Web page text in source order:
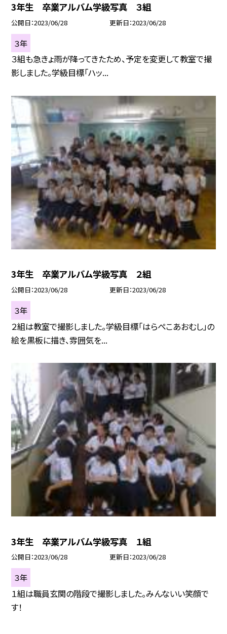
3年生 卒業アルバム学級写真 ３組
公開日 2023/06/28 更新日 2023/06/28
３年
３組も急きょ雨が降ってきたため、予定を変更して教室で撮
影しました。学級目標「ハッ...
3年生 卒業アルバム学級写真 ２組
公開日 2023/06/28 更新日 2023/06/28
３年
２組は教室で撮影しました。学級目標「はらぺこあおむし」の
絵を黒板に描き、雰囲気を...
3年生 卒業アルバム学級写真 １組
公開日 2023/06/28 更新日 2023/06/28
３年
１組は職員玄関の階段で撮影しました。みんないい笑顔で
す！